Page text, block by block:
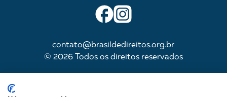
contato@brasildedireitos.org.br
© 2026 Todos os direitos reservados